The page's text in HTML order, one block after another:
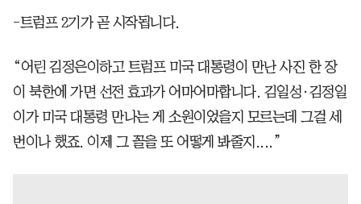
-트럼프 2기가 곧 시작됩니다.
“어린 김정은이하고 트럼프 미국 대통령이 만난 사진 한 장
이 북한에 가면 선전 효과가 어마어마합니다. 김일성·김정일
이가 미국 대통령 만나는 게 소원이었을지 모르는데 그걸 세
번이나 했죠. 이제 그 꼴을 또 어떻게 봐줄지....”